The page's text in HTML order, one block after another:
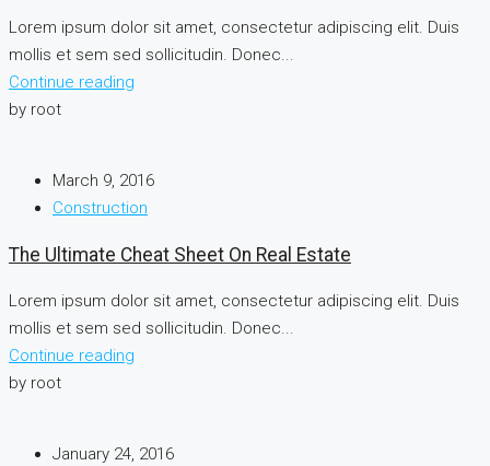
Lorem ipsum dolor sit amet, consectetur adipiscing elit. Duis
mollis et sem sed sollicitudin. Donec...
Continue reading
by root
March 9, 2016
Construction
The Ultimate Cheat Sheet On Real Estate
Lorem ipsum dolor sit amet, consectetur adipiscing elit. Duis
mollis et sem sed sollicitudin. Donec...
Continue reading
by root
January 24, 2016